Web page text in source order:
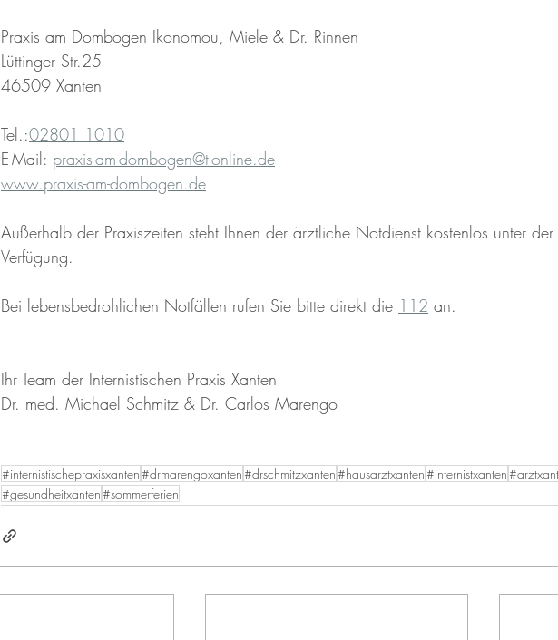
Praxis am Dombogen Ikonomou, Miele & Dr. Rinnen
Lüttinger Str.25
46509 Xanten
Tel.:02801 1010
E-Mail: praxis-am-dombogen@t-online.de
www.praxis-am-dombogen.de
Außerhalb der Praxiszeiten steht Ihnen der ärztliche Notdienst kostenlos unter der
Verfügung.
Bei lebensbedrohlichen Notfällen rufen Sie bitte direkt die 112 an.
Ihr Team der Internistischen Praxis Xanten
Dr. med. Michael Schmitz & Dr. Carlos Marengo
#internistischepraxisxanten #drmarengoxanten #drschmitzxanten #hausarztxanten #internistxanten
#gesundheitxanten #sommerferien